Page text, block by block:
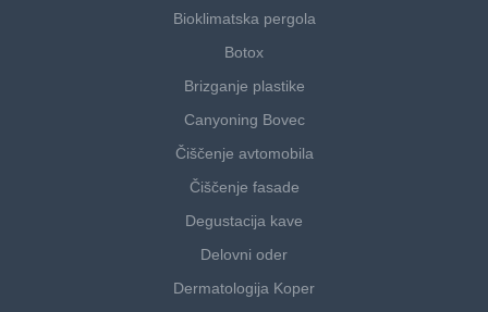
Bioklimatska pergola
Botox
Brizganje plastike
Canyoning Bovec
Čiščenje avtomobila
Čiščenje fasade
Degustacija kave
Delovni oder
Dermatologija Koper